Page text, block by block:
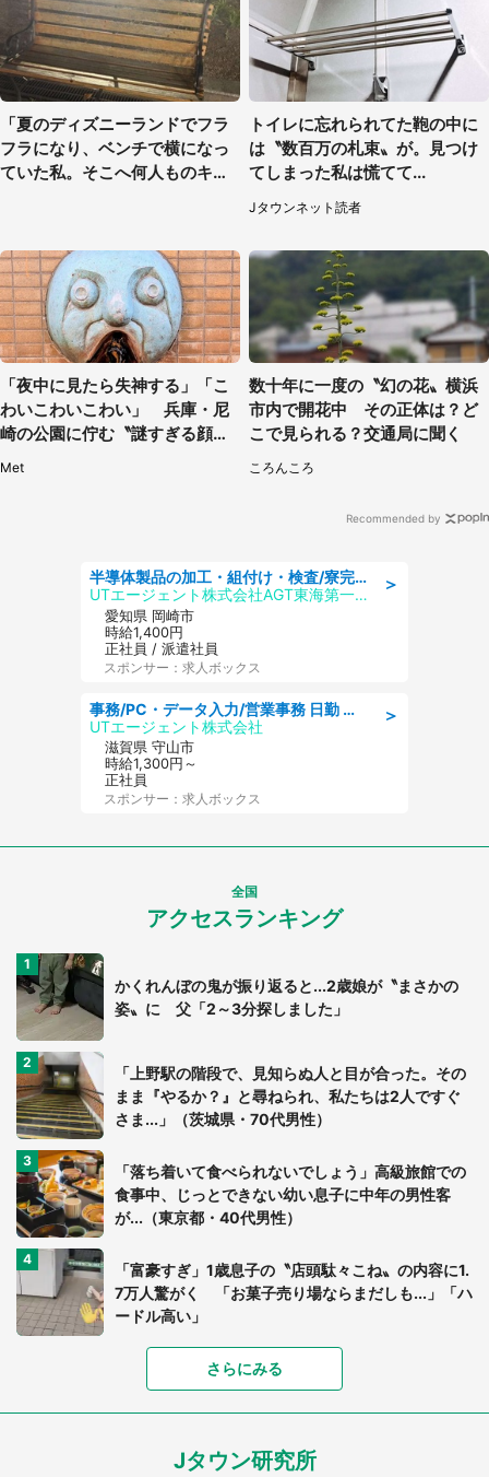
「夏のディズニーランドでフラ
フラになり、ベンチで横になっ
ていた私。そこへ何人ものキャ
トイレに忘れられてた鞄の中に
は〝数百万の札束〟が。見つけ
てしまった私は慌てて...
Jタウンネット読者
「夜中に見たら失神する」「こ
わいこわいこわい」 兵庫・尼
崎の公園に佇む〝謎すぎる顔〟
Met
数十年に一度の〝幻の花〟横浜
市内で開花中 その正体は？ど
こで見られる？交通局に聞く
ころんころ
Recommended by
＞
半導体製品の加工・組付け・検査/寮完備/日勤/日払い/工場・製造
UTエージェント株式会社AGT東海第一CU
愛知県 岡崎市
時給1,400円
正社員 / 派遣社員
スポンサー：求人ボックス
＞
事務/PC・データ入力/営業事務 日勤 土日休み 船舶用のエンジンを扱う会社 総合事務
UTエージェント株式会社
滋賀県 守山市
時給1,300円～
正社員
スポンサー：求人ボックス
全国
アクセスランキング
かくれんぼの鬼が振り返ると...2歳娘が〝まさかの
姿〟に 父「2～3分探しました」
「上野駅の階段で、見知らぬ人と目が合った。その
まま『やるか？』と尋ねられ、私たちは2人ですぐ
さま...」（茨城県・70代男性）
「落ち着いて食べられないでしょう」高級旅館での
食事中、じっとできない幼い息子に中年の男性客
が...（東京都・40代男性）
「富豪すぎ」1歳息子の〝店頭駄々こね〟の内容に1.
7万人驚がく 「お菓子売り場ならまだしも...」「ハ
ードル高い」
あまりにも四角すぎる猫、激写される 「これもう
家に〝デカい蛾〟が居座り続けて3日間...ビビり続
さらにみる
Jタウン研究所